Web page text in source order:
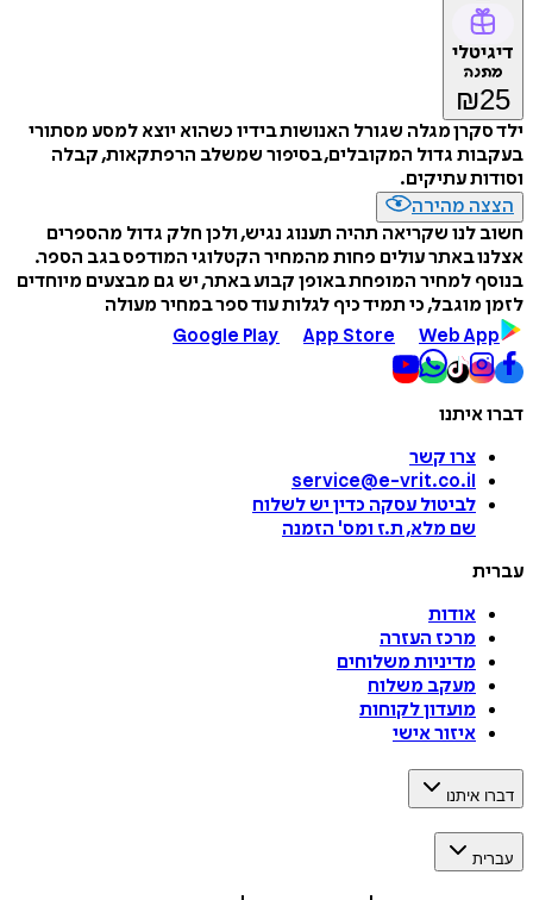
דיגיטלי
מתנה
₪25
ילד סקרן מגלה שגורל האנושות בידיו כשהוא יוצא למסע מסתורי
בעקבות גדול המקובלים, בסיפור שמשלב הרפתקאות, קבלה
וסודות עתיקים.
הצצה מהירה
חשוב לנו שקריאה תהיה תענוג נגיש, ולכן חלק גדול מהספרים
אצלנו באתר עולים פחות מהמחיר הקטלוגי המודפס בגב הספר.
בנוסף למחיר המופחת באופן קבוע באתר, יש גם מבצעים מיוחדים
לזמן מוגבל, כי תמיד כיף לגלות עוד ספר במחיר מעולה
Google Play
App Store Web App
דברו איתנו
צרו קשר
service@e-vrit.co.il
לביטול עסקה כדין יש לשלוח
שם מלא, ת.ז ומס' הזמנה
עברית
אודות
מרכז העזרה
מדיניות משלוחים
מעקב משלוח
מועדון לקוחות
איזור אישי
דברו איתנו
עברית